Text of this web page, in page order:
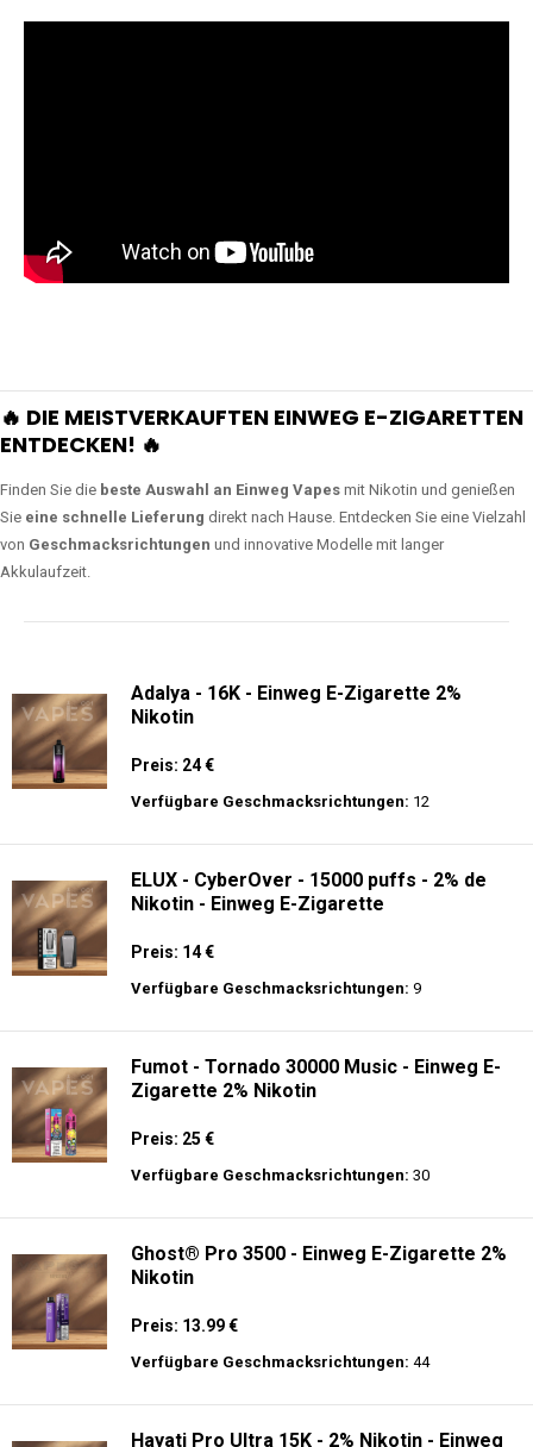
🔥 DIE MEISTVERKAUFTEN EINWEG E-ZIGARETTEN
ENTDECKEN! 🔥
Finden Sie die beste Auswahl an Einweg Vapes mit Nikotin und genießen
Sie eine schnelle Lieferung direkt nach Hause. Entdecken Sie eine Vielzahl
von Geschmacksrichtungen und innovative Modelle mit langer
Akkulaufzeit.
Adalya - 16K - Einweg E-Zigarette 2%
Nikotin
Preis: 24 €
Verfügbare Geschmacksrichtungen: 12
ELUX - CyberOver - 15000 puffs - 2% de
Nikotin - Einweg E-Zigarette
Preis: 14 €
Verfügbare Geschmacksrichtungen: 9
Fumot - Tornado 30000 Music - Einweg E-
Zigarette 2% Nikotin
Preis: 25 €
Verfügbare Geschmacksrichtungen: 30
Ghost® Pro 3500 - Einweg E-Zigarette 2%
Nikotin
Preis: 13.99 €
Verfügbare Geschmacksrichtungen: 44
Hayati Pro Ultra 15K - 2% Nikotin - Einweg